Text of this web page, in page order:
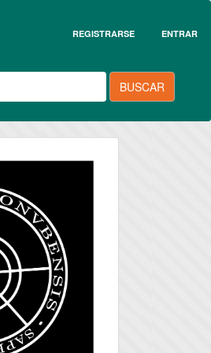
REGISTRARSE ENTRAR
BUSCAR